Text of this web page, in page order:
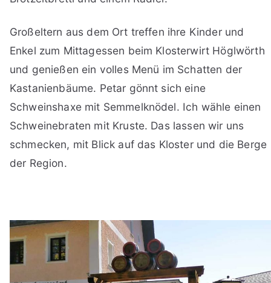
Großeltern aus dem Ort treffen ihre Kinder und
Enkel zum Mittagessen beim Klosterwirt Höglwörth
und genießen ein volles Menü im Schatten der
Kastanienbäume. Petar gönnt sich eine
Schweinshaxe mit Semmelknödel. Ich wähle einen
Schweinebraten mit Kruste. Das lassen wir uns
schmecken, mit Blick auf das Kloster und die Berge
der Region.